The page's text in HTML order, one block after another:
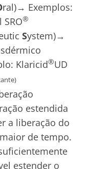
ral)→ Exemplos:
®
System)→
Klaricid®UD
estendida
a liberação do
de tempo.
estender o